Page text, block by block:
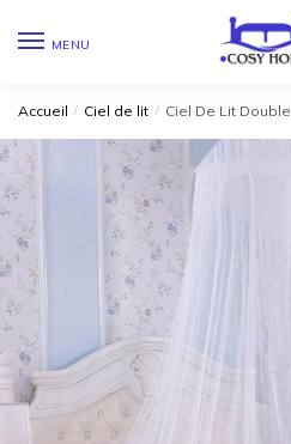
MENU
Accueil / Ciel de lit / Ciel De Lit Double